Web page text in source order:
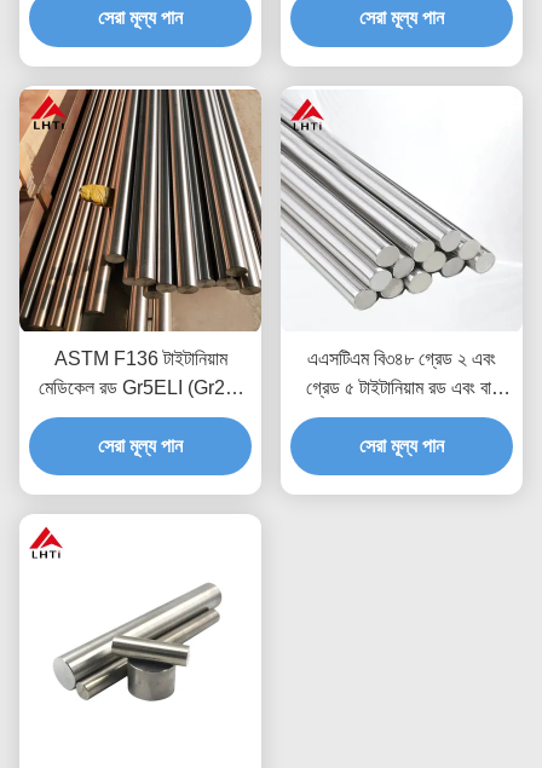
সেরা মূল্য পান
অ্যালয় বার
সেরা মূল্য পান
ASTM F136 টাইটানিয়াম
মেডিকেল রড Gr5ELI (Gr23)
3mm-10mm ব্যাসার্ধ টাইটানিয়াম
বার
সেরা মূল্য পান
এএসটিএম বি৩৪৮ গ্রেড ২ এবং
গ্রেড ৫ টাইটানিয়াম রড এবং বার
বায়োকম্প্যাটিবল এবং জারা প্রতিরোধী
বৈশিষ্ট্য সহ মেডিকেল
অ্যাপ্লিকেশনগুলির জন্য
সেরা মূল্য পান